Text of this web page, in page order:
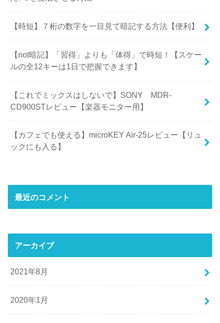
【時短】７桁の数字を一目見て暗記する方法【便利】
【not暗記】「習得」よりも「体得」で時短！【スケー
ルの全12キーは1日で把握できます】
【これでミックスはしないで】SONY MDR-
CD900STレビュー【楽器モニター用】
【カフェでも使える】microKEY Air-25レビュー【リュ
ックにも入る】
最近のコメント
アーカイブ
2021年8月
2020年1月